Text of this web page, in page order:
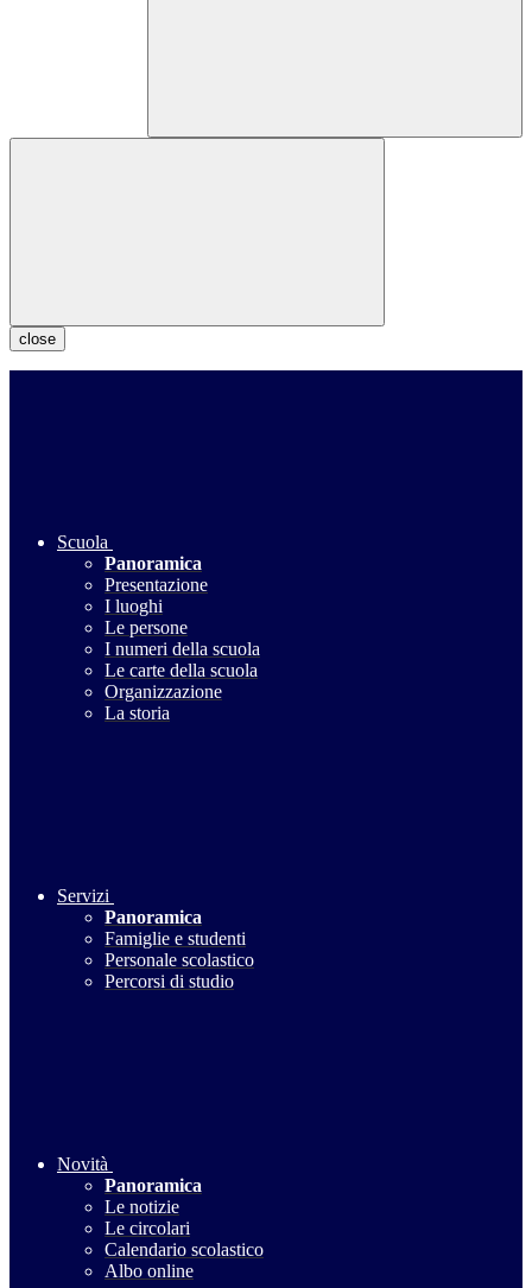
close
Scuola
Panoramica
Presentazione
I luoghi
Le persone
I numeri della scuola
Le carte della scuola
Organizzazione
La storia
Servizi
Panoramica
Famiglie e studenti
Personale scolastico
Percorsi di studio
Novità
Panoramica
Le notizie
Le circolari
Calendario scolastico
Albo online